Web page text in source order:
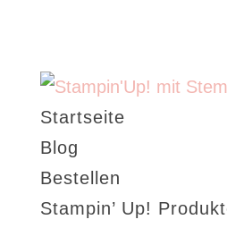
Startseite
Blog
Bestellen
Stampin’ Up!